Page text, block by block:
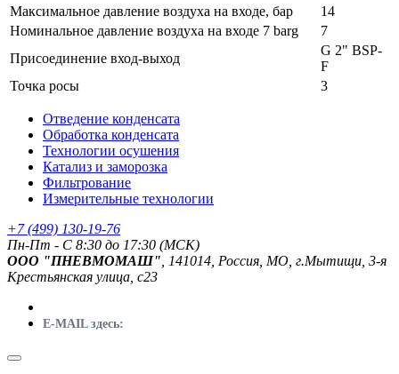
Максимальное давление воздуха на входе, бар
14
Номинальное давление воздуха на входе 7 barg
7
Присоединение вход-выход
G 2" BSP-
F
Точка росы
3
Отведение конденсата
Обработка конденсата
Технологии осушения
Катализ и заморозка
Фильтрование
Измерительные технологии
+7 (499) 130-19-76
Пн-Пт - C 8:30 до 17:30 (МСК)
ООО "ПНЕВМОМАШ" , 141014, Россия, МО, г.Мытищи, 3-я
Крестьянская улица, с23
E-MAIL здесь: